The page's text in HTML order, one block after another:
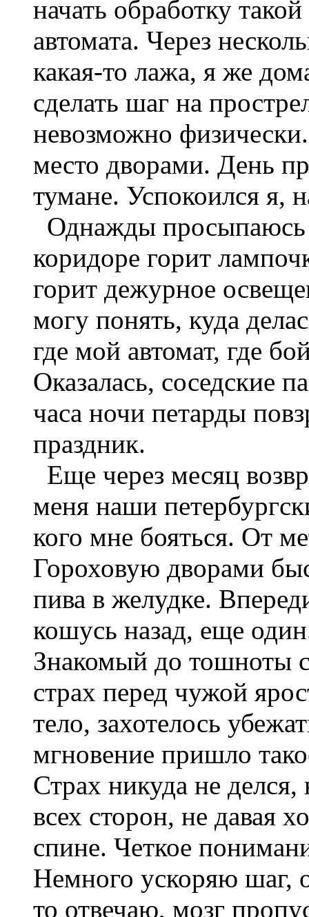
начать обработку
автомата. Через
какая-то лажа, я же
сделать шаг на
невозможно
место дворами. День
тумане. Успокоился я,
Однажды просыпаюсь
коридоре горит
горит дежурное
могу понять, куда
где мой автомат, где
Оказалась, соседские
часа ночи петарды
праздник.
Еще через месяц
меня наши
кого мне бояться. От
Гороховую дворами
пива в желудке.
кошусь назад, еще
Знакомый до тошноты
страх перед чужой
тело, захотелось
мгновение пришло
Страх никуда не
всех сторон, не давая
спине. Четкое
Немного ускоряю шаг,
то отвечаю, мозг